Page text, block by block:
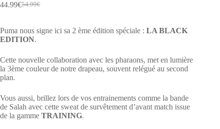
54.99€
Le
était :
54.99€.
44.99€Le
est :
44.99€.
Puma nous signe ici sa 2 ème édition spéciale : LA BLACK
EDITION.
Cette nouvelle collaboration avec les pharaons, met en lumière
la 3ème couleur de notre drapeau, souvent relégué au second
plan.
Vous aussi, brillez lors de vos entrainements comme la bande
de Salah avec cette sweat de survêtement d’avant match issue
de la gamme TRAINING.